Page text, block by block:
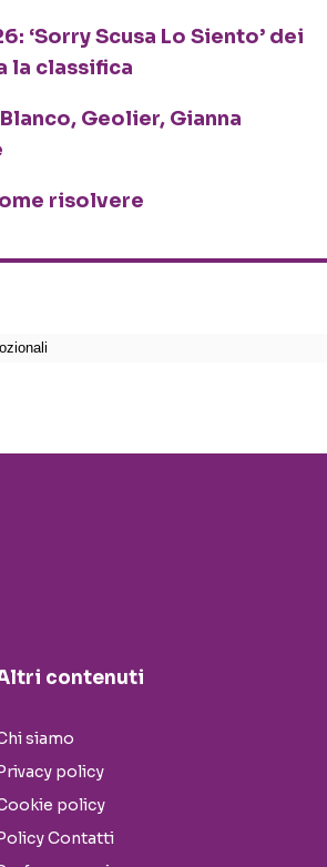
‘Sorry Scusa Lo Siento’ dei
la classifica
Geolier, Gianna
risolvere
contenuti
siamo
policy
policy
Contatti